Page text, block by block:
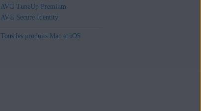
AVG TuneUp Premium
AVG Secure Identity
Tous les produits Mac et iOS